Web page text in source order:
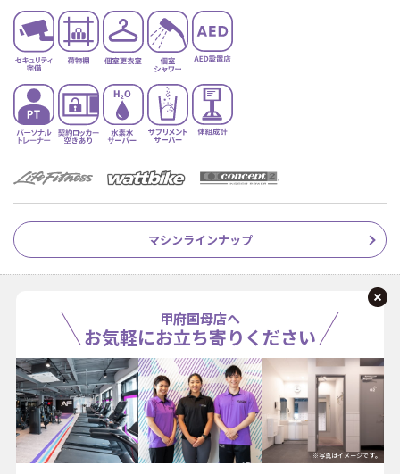
マシンラインナップ
甲府国母店へ
お気軽にお立ち寄りください
※写真はイメージです。